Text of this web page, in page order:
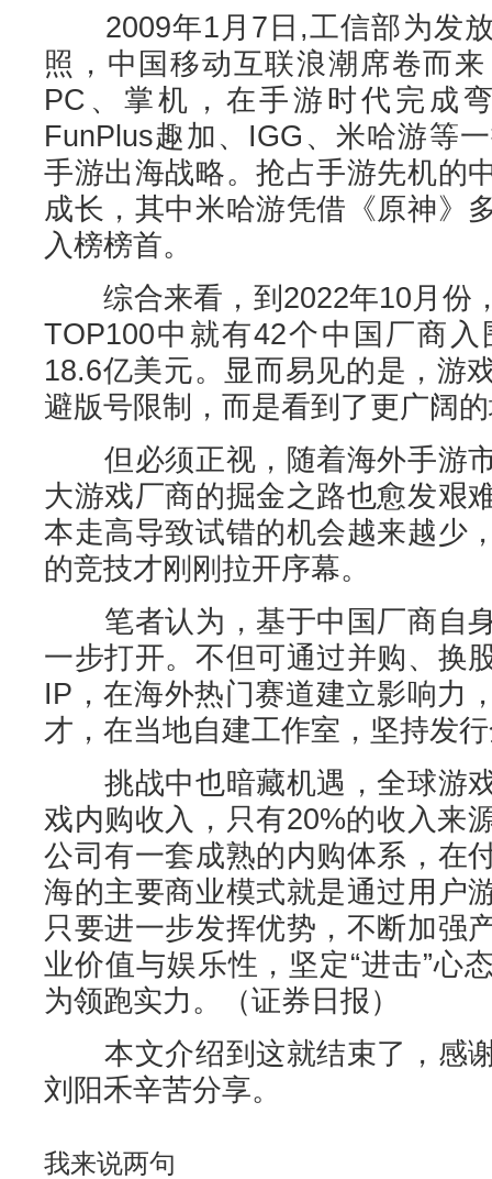
2009年1月7日,工信部为发放
照，中国移动互联浪潮席卷而
PC、掌机，在手游时代完成
FunPlus趣加、IGG、米哈游等
手游出海战略。抢占手游先机的
成长，其中米哈游凭借《原神》
入榜榜首。
综合来看，到2022年10月份
TOP100中就有42个中国厂商
18.6亿美元。显而易见的是，游
避版号限制，而是看到了更广阔
但必须正视，随着海外手游
大游戏厂商的掘金之路也愈发艰
本走高导致试错的机会越来越少
的竞技才刚刚拉开序幕。
笔者认为，基于中国厂商自
一步打开。不但可通过并购、换
IP，在海外热门赛道建立影响力
才，在当地自建工作室，坚持发
挑战中也暗藏机遇，全球游
戏内购收入，只有20%的收入来
公司有一套成熟的内购体系，在
海的主要商业模式就是通过用户
只要进一步发挥优势，不断加强
业价值与娱乐性，坚定“进击”心
为领跑实力。（证券日报）
本文介绍到这就结束了，感
刘阳禾辛苦分享。
我来说两句